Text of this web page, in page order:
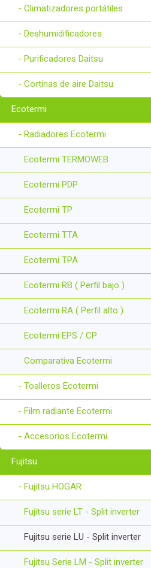
- Climatizadores portátiles
- Deshumidificadores
- Purificadores Daitsu
- Cortinas de aire Daitsu
Ecotermi
- Radiadores Ecotermi
Ecotermi TERMOWEB
Ecotermi PDP
Ecotermi TP
Ecotermi TTA
Ecotermi TPA
Ecotermi RB ( Perfil bajo )
Ecotermi RA ( Perfil alto )
Ecotermi EPS / CP
Comparativa Ecotermi
- Toalleros Ecotermi
- Film radiante Ecotermi
- Accesorios Ecotermi
Fujitsu
- Fujitsu HOGAR
Fujitsu serie LT - Split inverter
Fujitsu serie LU - Split inverter
Fujitsu Serie LM - Split inverter